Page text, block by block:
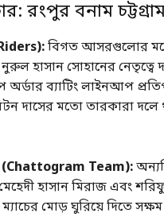
রংপুর বনাম
বিগত আসরগুলোর
হাসান সোহানের নেতৃত্বে
ব্যাটিং লাইনআপ
দাসের মতো তারকারা দলে
(Chattogram Team):
হাসান মিরাজ এবং
মোড় ঘুরিয়ে দিতে